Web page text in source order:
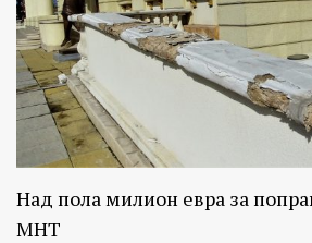
Над пола милион евра за
МНТ